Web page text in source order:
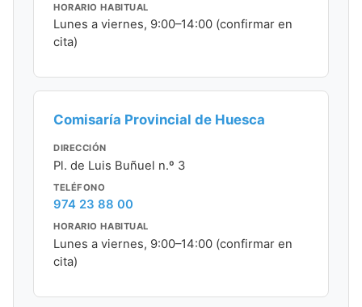
HORARIO HABITUAL
Lunes a viernes, 9:00–14:00 (confirmar en
cita)
Comisaría Provincial de Huesca
DIRECCIÓN
Pl. de Luis Buñuel n.º 3
TELÉFONO
974 23 88 00
HORARIO HABITUAL
Lunes a viernes, 9:00–14:00 (confirmar en
cita)